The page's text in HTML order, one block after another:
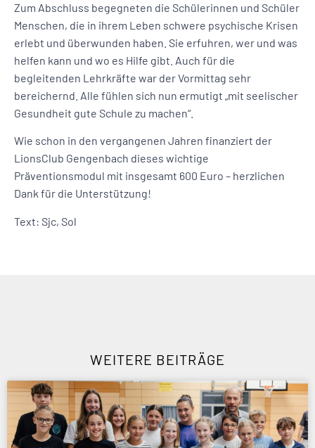
Zum Abschluss begegneten die Schülerinnen und Schüler
Menschen, die in ihrem Leben schwere psychische Krisen
erlebt und überwunden haben. Sie erfuhren, wer und was
helfen kann und wo es Hilfe gibt. Auch für die
begleitenden Lehrkräfte war der Vormittag sehr
bereichernd. Alle fühlen sich nun ermutigt „mit seelischer
Gesundheit gute Schule zu machen“.
Wie schon in den vergangenen Jahren finanziert der
LionsClub Gengenbach dieses wichtige
Präventionsmodul mit insgesamt 600 Euro – herzlichen
Dank für die Unterstützung!
Text: Sjc, Sol
WEITERE BEITRÄGE